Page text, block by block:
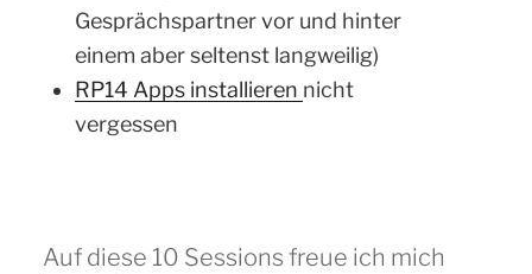
Gesprächspartner vor und hinter
einem aber seltenst langweilig)
RP14 Apps installieren nicht
vergessen
Auf diese 10 Sessions freue ich mich